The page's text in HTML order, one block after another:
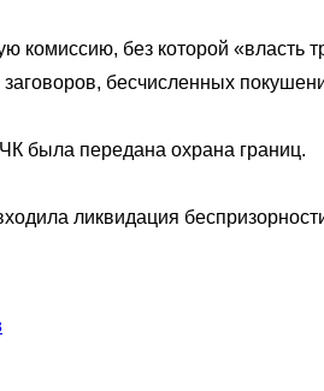
без которой «власть
бесчисленных
была передана охрана границ.
ликвидация